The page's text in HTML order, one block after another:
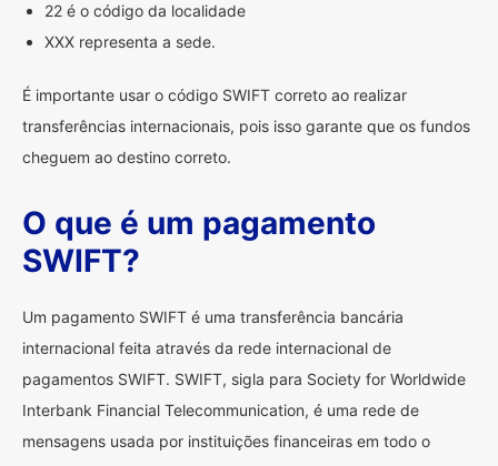
22 é o código da localidade
XXX representa a sede.
É importante usar o código SWIFT correto ao realizar
transferências internacionais, pois isso garante que os fundos
cheguem ao destino correto.
O que é um pagamento
SWIFT?
Um pagamento SWIFT é uma transferência bancária
internacional feita através da rede internacional de
pagamentos SWIFT. SWIFT, sigla para Society for Worldwide
Interbank Financial Telecommunication, é uma rede de
mensagens usada por instituições financeiras em todo o